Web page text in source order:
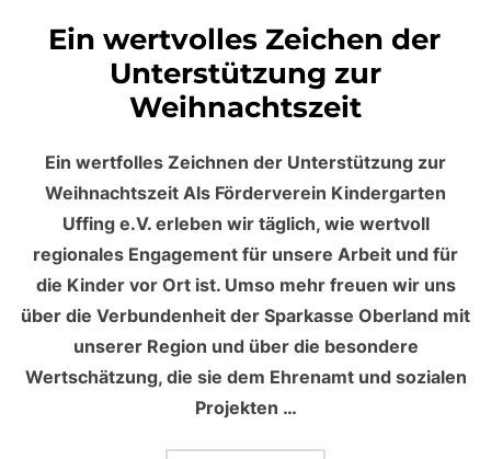
Ein wertvolles Zeichen der
Unterstützung zur
Weihnachtszeit
Ein wertfolles Zeichnen der Unterstützung zur
Weihnachtszeit Als Förderverein Kindergarten
Uffing e.V. erleben wir täglich, wie wertvoll
regionales Engagement für unsere Arbeit und für
die Kinder vor Ort ist. Umso mehr freuen wir uns
über die Verbundenheit der Sparkasse Oberland mit
unserer Region und über die besondere
Wertschätzung, die sie dem Ehrenamt und sozialen
Projekten …